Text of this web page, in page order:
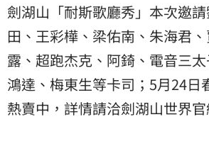
劍湖山「耐斯歌廳秀」本次邀
田、王彩樺、梁佑南、朱海君
露、超跑杰克、阿錡、電音三
鴻達、梅東生等卡司；5月24日
熱賣中，詳情請洽劍湖山世界官